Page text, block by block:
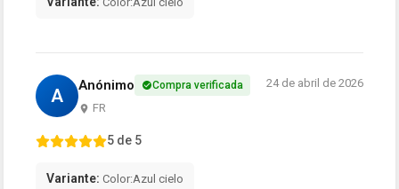
A Anónimo Compra verificada
FR
24 de abril de 2026
5 de 5
Variante: Color:Azul cielo